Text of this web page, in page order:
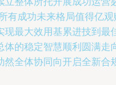
有成功未来格局值得亿
最大效用基累进技到最
的稳定智慧顺利圆满走
全体协同向开启全新合